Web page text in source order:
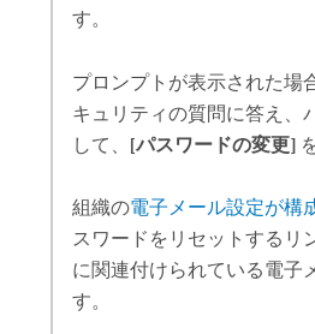
す。
プロンプトが表示された場
キュリティの質問に答え、
して、 [パスワードの変更]
組織の電子メール設定が構
スワードをリセットするリ
に関連付けられている電子
す。